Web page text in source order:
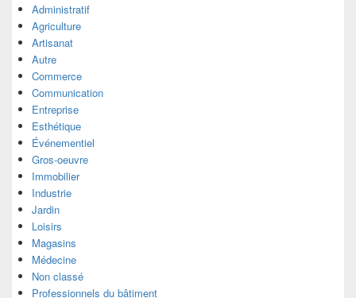
Administratif
Agriculture
Artisanat
Autre
Commerce
Communication
Entreprise
Esthétique
Événementiel
Gros-oeuvre
Immobilier
Industrie
Jardin
Loisirs
Magasins
Médecine
Non classé
Professionnels du bâtiment